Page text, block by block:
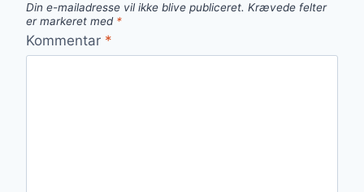
Din e-mailadresse vil ikke blive publiceret. Krævede felter
er markeret med *
Kommentar *